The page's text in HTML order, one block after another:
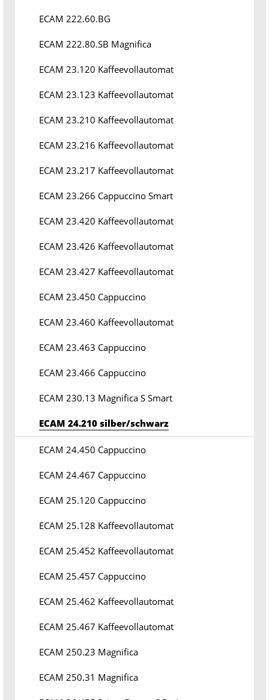
ECAM 222.60.BG
ECAM 222.80.SB Magnifica
ECAM 23.120 Kaffeevollautomat
ECAM 23.123 Kaffeevollautomat
ECAM 23.210 Kaffeevollautomat
ECAM 23.216 Kaffeevollautomat
ECAM 23.217 Kaffeevollautomat
ECAM 23.266 Cappuccino Smart
ECAM 23.420 Kaffeevollautomat
ECAM 23.426 Kaffeevollautomat
ECAM 23.427 Kaffeevollautomat
ECAM 23.450 Cappuccino
ECAM 23.460 Kaffeevollautomat
ECAM 23.463 Cappuccino
ECAM 23.466 Cappuccino
ECAM 230.13 Magnifica S Smart
ECAM 24.210 silber/schwarz
ECAM 24.450 Cappuccino
ECAM 24.467 Cappuccino
ECAM 25.120 Cappuccino
ECAM 25.128 Kaffeevollautomat
ECAM 25.452 Kaffeevollautomat
ECAM 25.457 Cappuccino
ECAM 25.462 Kaffeevollautomat
ECAM 25.467 Kaffeevollautomat
ECAM 250.23 Magnifica
ECAM 250.31 Magnifica